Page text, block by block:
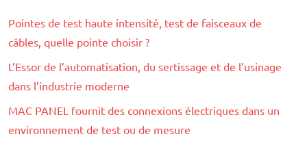
Pointes de test haute intensité, test de faisceaux de
câbles, quelle pointe choisir ?
L’Essor de l’automatisation, du sertissage et de l’usinage
dans l’industrie moderne
MAC PANEL fournit des connexions électriques dans un
environnement de test ou de mesure